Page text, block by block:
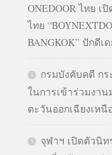
ONEDOOR ไทย
ไทย
BANGKOK” ปักดี
กรมบังคับคดี ก
ในการเข้าร่วมงา
ตะวันออกเฉียงเหนื
จุฬาฯ เปิดตัวนิท